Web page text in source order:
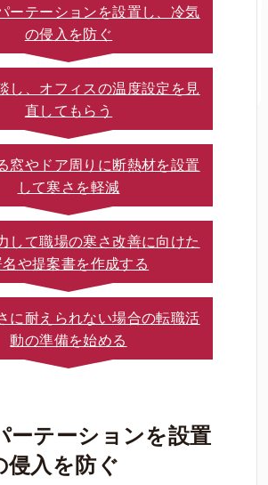
ーテーションを設置し、冷気
の侵入を防ぐ
し、オフィスの温度設定を見
直してもらう
窓やドア周りに断熱材を設置
して寒さを軽減
して職場の寒さ改善に向けた
や提案書を作成する
に耐えられない場合の転職活
動の準備を始める
ーテーションを設置
侵入を防ぐ